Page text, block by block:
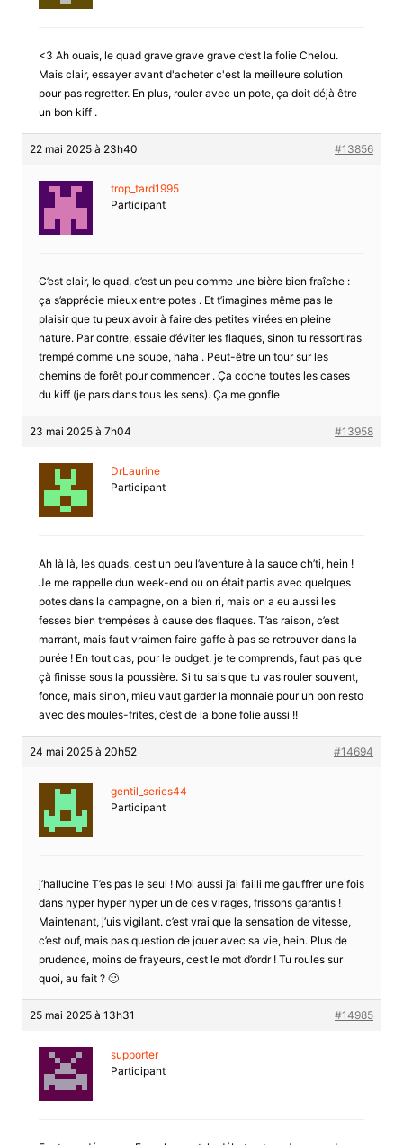
<3 Ah ouais, le quad grave grave grave c’est la folie Chelou.
Mais clair, essayer avant d'acheter c'est la meilleure solution
pour pas regretter. En plus, rouler avec un pote, ça doit déjà être
un bon kiff .
22 mai 2025 à 23h40 #13856
trop_tard1995
Participant
C’est clair, le quad, c’est un peu comme une bière bien fraîche :
ça s’apprécie mieux entre potes . Et t’imagines même pas le
plaisir que tu peux avoir à faire des petites virées en pleine
nature. Par contre, essaie d’éviter les flaques, sinon tu ressortiras
trempé comme une soupe, haha . Peut-être un tour sur les
chemins de forêt pour commencer . Ça coche toutes les cases
du kiff (je pars dans tous les sens). Ça me gonfle
23 mai 2025 à 7h04 #13958
DrLaurine
Participant
Ah là là, les quads, cest un peu l’aventure à la sauce ch’ti, hein !
Je me rappelle dun week-end ou on était partis avec quelques
potes dans la campagne, on a bien ri, mais on a eu aussi les
fesses bien trempéses à cause des flaques. T’as raison, c’est
marrant, mais faut vraimen faire gaffe à pas se retrouver dans la
purée ! En tout cas, pour le budget, je te comprends, faut pas que
çà finisse sous la poussière. Si tu sais que tu vas rouler souvent,
fonce, mais sinon, mieu vaut garder la monnaie pour un bon resto
avec des moules-frites, c’est de la bone folie aussi !!
24 mai 2025 à 20h52 #14694
gentil_series44
Participant
j’hallucine T’es pas le seul ! Moi aussi j’ai failli me gauffrer une fois
dans hyper hyper hyper un de ces virages, frissons garantis !
Maintenant, j’uis vigilant. c’est vrai que la sensation de vitesse,
c’est ouf, mais pas question de jouer avec sa vie, hein. Plus de
prudence, moins de frayeurs, cest le mot d’ordr ! Tu roules sur
quoi, au fait ? 🙂
25 mai 2025 à 13h31 #14985
supporter
Participant